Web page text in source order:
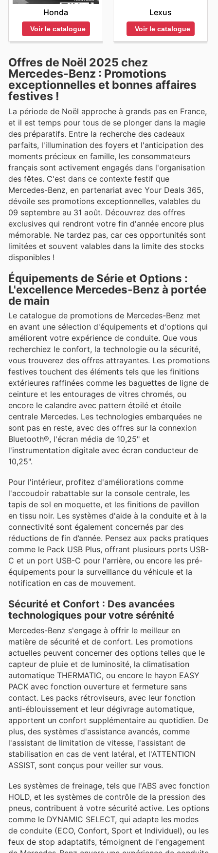
Honda
Voir le catalogue
Lexus
Voir le catalogue
Offres de Noël 2025 chez
Mercedes-Benz : Promotions
exceptionnelles et bonnes affaires
festives !
La période de Noël approche à grands pas en France,
et il est temps pour tous de se plonger dans la magie
des préparatifs. Entre la recherche des cadeaux
parfaits, l'illumination des foyers et l'anticipation des
moments précieux en famille, les consommateurs
français sont activement engagés dans l'organisation
des fêtes. C'est dans ce contexte festif que
Mercedes-Benz, en partenariat avec Your Deals 365,
dévoile ses promotions exceptionnelles, valables du
09 septembre au 31 août. Découvrez des offres
exclusives qui rendront votre fin d'année encore plus
mémorable. Ne tardez pas, car ces opportunités sont
limitées et souvent valables dans la limite des stocks
disponibles !
Équipements de Série et Options :
L'excellence Mercedes-Benz à portée
de main
Le catalogue de promotions de Mercedes-Benz met
en avant une sélection d'équipements et d'options qui
améliorent votre expérience de conduite. Que vous
recherchiez le confort, la technologie ou la sécurité,
vous trouverez des offres attrayantes. Les promotions
festives touchent des éléments tels que les finitions
extérieures raffinées comme les baguettes de ligne de
ceinture et les entourages de vitres chromés, ou
encore le calandre avec pattern étoilé et étoile
centrale Mercedes. Les technologies embarquées ne
sont pas en reste, avec des offres sur la connexion
Bluetooth®, l'écran média de 10,25" et
l'instrumentation digitale avec écran conducteur de
10,25".
Pour l'intérieur, profitez d'améliorations comme
l'accoudoir rabattable sur la console centrale, les
tapis de sol en moquette, et les finitions de pavillon
en tissu noir. Les systèmes d'aide à la conduite et à la
connectivité sont également concernés par des
réductions de fin d’année. Pensez aux packs pratiques
comme le Pack USB Plus, offrant plusieurs ports USB-
C et un port USB-C pour l'arrière, ou encore les pré-
équipements pour la surveillance du véhicule et la
notification en cas de mouvement.
Sécurité et Confort : Des avancées
technologiques pour votre sérénité
Mercedes-Benz s'engage à offrir le meilleur en
matière de sécurité et de confort. Les promotions
actuelles peuvent concerner des options telles que le
capteur de pluie et de luminosité, la climatisation
automatique THERMATIC, ou encore le hayon EASY
PACK avec fonction ouverture et fermeture sans
contact. Les packs rétroviseurs, avec leur fonction
anti-éblouissement et leur dégivrage automatique,
apportent un confort supplémentaire au quotidien. De
plus, des systèmes d'assistance avancés, comme
l'assistant de limitation de vitesse, l'assistant de
stabilisation en cas de vent latéral, et l'ATTENTION
ASSIST, sont conçus pour veiller sur vous.
Les systèmes de freinage, tels que l'ABS avec fonction
HOLD, et les systèmes de contrôle de la pression des
pneus, contribuent à votre sécurité active. Les options
comme le DYNAMIC SELECT, qui adapte les modes
de conduite (ECO, Confort, Sport et Individuel), ou les
feux de stop adaptatifs, témoignent de l'engagement